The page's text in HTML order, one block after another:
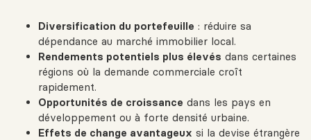
Diversification du portefeuille : réduire sa
dépendance au marché immobilier local.
Rendements potentiels plus élevés dans certaines
régions où la demande commerciale croît
rapidement.
Opportunités de croissance dans les pays en
développement ou à forte densité urbaine.
Effets de change avantageux si la devise étrangère